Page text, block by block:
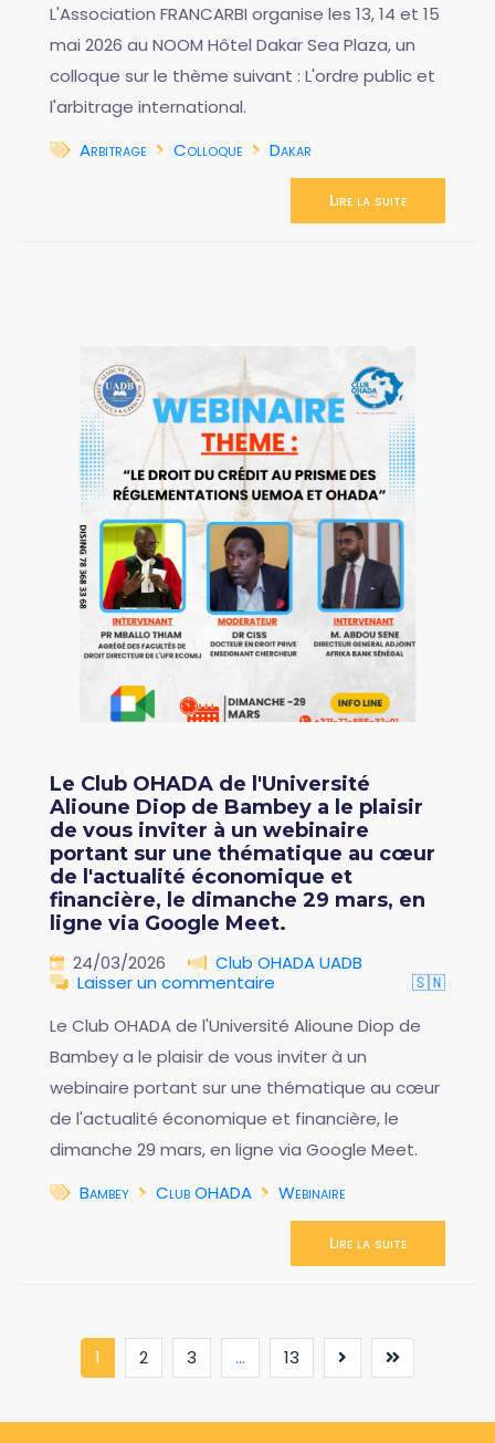
L'Association FRANCARBI organise les 13, 14 et 15
mai 2026 au NOOM Hôtel Dakar Sea Plaza, un
colloque sur le thème suivant : L'ordre public et
l'arbitrage international.
Arbitrage
Colloque Dakar
Lire la suite
Le Club OHADA de l'Université
Alioune Diop de Bambey a le plaisir
de vous inviter à un webinaire
portant sur une thématique au cœur
de l'actualité économique et
financière, le dimanche 29 mars, en
ligne via Google Meet.
24/03/2026
Club OHADA UADB
Laisser un commentaire
🇸🇳
Le Club OHADA de l'Université Alioune Diop de
Bambey a le plaisir de vous inviter à un
webinaire portant sur une thématique au cœur
de l'actualité économique et financière, le
dimanche 29 mars, en ligne via Google Meet.
Bambey
Club OHADA Webinaire
Lire la suite
1 (current)
2 3 ... 13